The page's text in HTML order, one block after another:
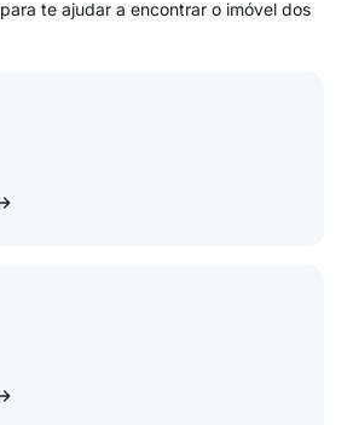
te ajudar a encontrar o imóvel dos